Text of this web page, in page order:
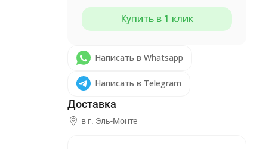
Купить в 1 клик
Написать в Whatsapp
Написать в Telegram
в г. Эль-Монте